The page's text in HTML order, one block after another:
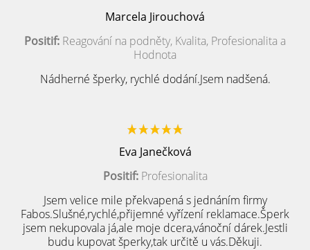
Marcela Jirouchová
Positif: Reagování na podněty, Kvalita, Profesionalita a
Hodnota
Nádherné šperky, rychlé dodání.Jsem nadšená.
Eva Janečková
Positif:Profesionalita
Jsem velice mile překvapená s jednáním firmy
Fabos.Slušné,rychlé,přijemné vyřízení reklamace.Šperk
jsem nekupovala já,ale moje dcera,vánoční dárek.Jestli
budu kupovat šperky,tak určitě u vás.Děkuji.